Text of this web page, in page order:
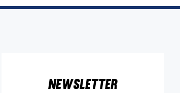
Newsletter